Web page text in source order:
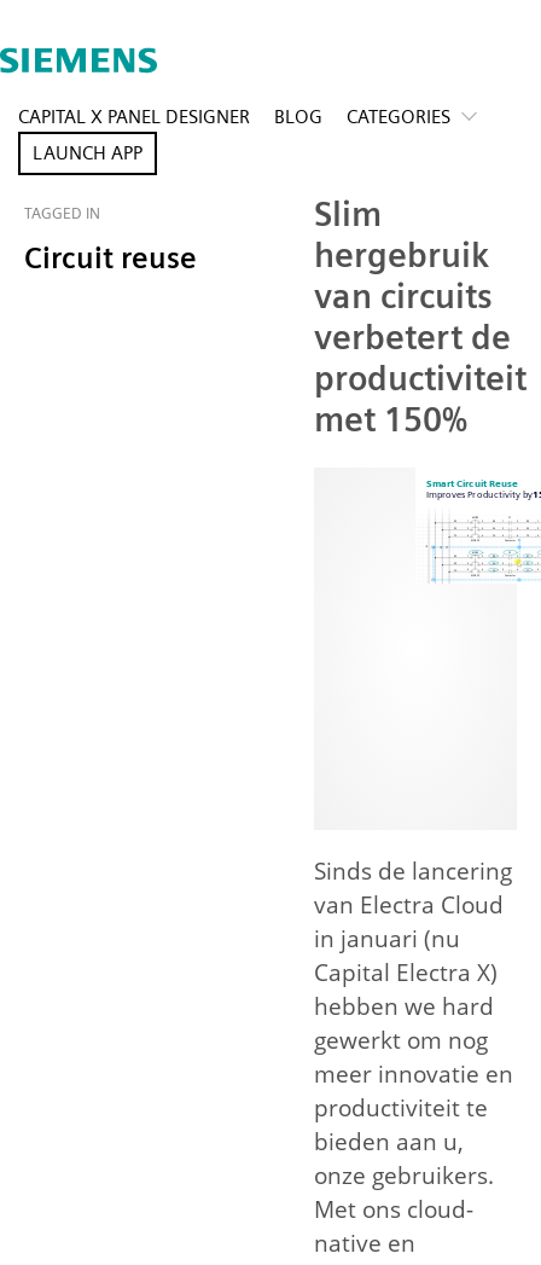
CAPITAL X PANEL DESIGNER BLOG
CATEGORIES
LAUNCH APP
TAGGED IN
Circuit reuse
Slim
hergebruik
van circuits
verbetert de
productiviteit
met 150%
Sinds de lancering
van Electra Cloud
in januari (nu
Capital Electra X)
hebben we hard
gewerkt om nog
meer innovatie en
productiviteit te
bieden aan u,
onze gebruikers.
Met ons cloud-
native en